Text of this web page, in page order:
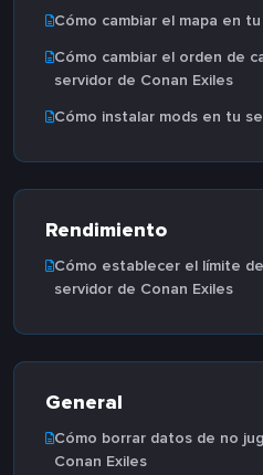
Cómo cambiar el mapa en
Cómo cambiar el orden de
servidor de Conan Exiles
Cómo instalar mods en tu
Rendimiento
Cómo establecer el límite
servidor de Conan Exiles
General
Cómo borrar datos de no
Conan Exiles